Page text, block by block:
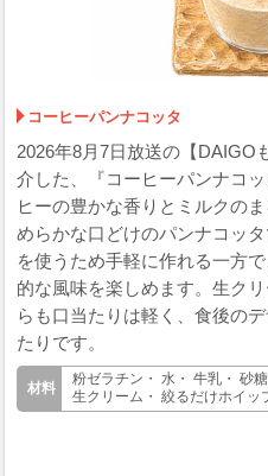
コーヒーパンナコッタ
2026年8月7日放送の【DAIGO
介した、『コーヒーパンナコ
ヒーの豊かな香りとミルクの
めらかな口どけのパンナコッ
を使うため手軽に作れる一方
的な風味を楽しめます。生ク
らも口当たりは軽く、食後の
たりです。
粉ゼラチン・ 水・ 牛乳・ 砂
生クリーム・ 絞るだけホイッ